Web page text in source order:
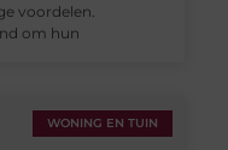
voordelen.
om hun
WONING EN TUIN